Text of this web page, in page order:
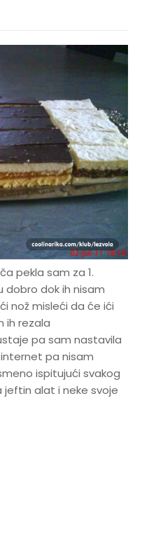
pekla sam za 1.
dobro dok ih nisam
nož misleći da će ići
ih rezala
pa sam nastavila
pa nisam
ispitujući svakog
jeftin alat i neke svoje